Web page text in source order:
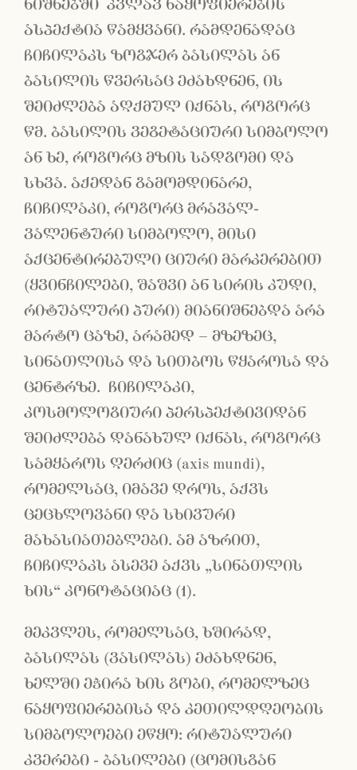
ნიშნებში კვლავ ნაყოფიერების
ასპექტია წამყვანი. რამდენადაც
ჩიჩილაკს ზოგჯერ ბასილას ან
ბასილის წვერსაც ეძახდნენ, ის
შეიძლება აღქმულ იქნას, როგორც
წმ. ბასილის ვეგეტაციური სიმბოლო
ან ხე, როგორც მზის სადგომი და
სხვა. აქედან გამომდინარე,
ჩიჩილაკი, როგორც მრავალ-
ვალენტური სიმბოლო, მისი
აქცენტირებული ციური მარკერებით
(ყვინჩილები, შაშვი ან სირის კუდი,
რიტუალური პური) მიანიშნებდა არა
მარტო ცაზე, არამედ – მზეზეც,
სინათლისა და სითბოს წყაროსა და
ცენტრზე. ჩიჩილაკი,
კოსმოლოგიური პერსპექტივიდან
შეიძლება დანახულ იქნას, როგორც
სამყაროს ღერძიც (axis mundi),
რომელსაც, იმავე დროს, აქვს
ცეცხლოვანი და სხივური
მახასიათებლები. ამ აზრით,
ჩიჩილაკს ასევე აქვს „სინათლის
ხის“ კონოტაციაც (1).
მეკვლეს, რომელსაც, ხშირად,
ბასილას (ვასილას) ეძახდნენ,
ხელში ეჭირა ხის გობი, რომელზეც
ნაყოფიერებისა და კეთილდღეობის
სიმბოლოები ეწყო: რიტუალური
კვერები - ბასილები (ცომისგან